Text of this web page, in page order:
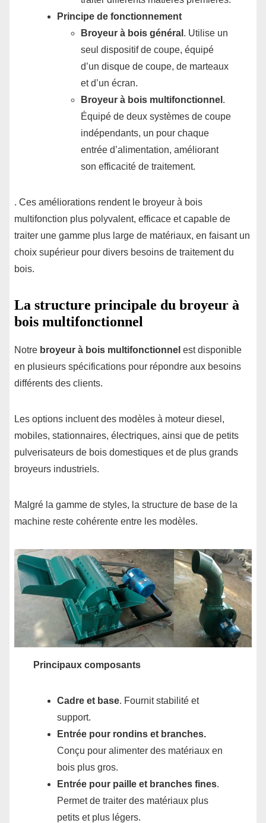
Principe de fonctionnement
Broyeur à bois général . Utilise un
seul dispositif de coupe, équipé
d’un disque de coupe, de marteaux
et d’un écran.
Broyeur à bois multifonctionnel .
Équipé de deux systèmes de coupe
indépendants, un pour chaque
entrée d’alimentation, améliorant
son efficacité de traitement.
. Ces améliorations rendent le broyeur à bois
multifonction plus polyvalent, efficace et capable de
traiter une gamme plus large de matériaux, en faisant un
choix supérieur pour divers besoins de traitement du
bois.
La structure principale du broyeur à
bois multifonctionnel
Notre broyeur à bois multifonctionnel est disponible
en plusieurs spécifications pour répondre aux besoins
différents des clients.
Les options incluent des modèles à moteur diesel,
mobiles, stationnaires, électriques, ainsi que de petits
pulverisateurs de bois domestiques et de plus grands
broyeurs industriels.
Malgré la gamme de styles, la structure de base de la
machine reste cohérente entre les modèles.
Principaux composants
Cadre et base. Fournit stabilité et
support.
Entrée pour rondins et branches.
Conçu pour alimenter des matériaux en
bois plus gros.
Entrée pour paille et branches fines.
Permet de traiter des matériaux plus
petits et plus légers.